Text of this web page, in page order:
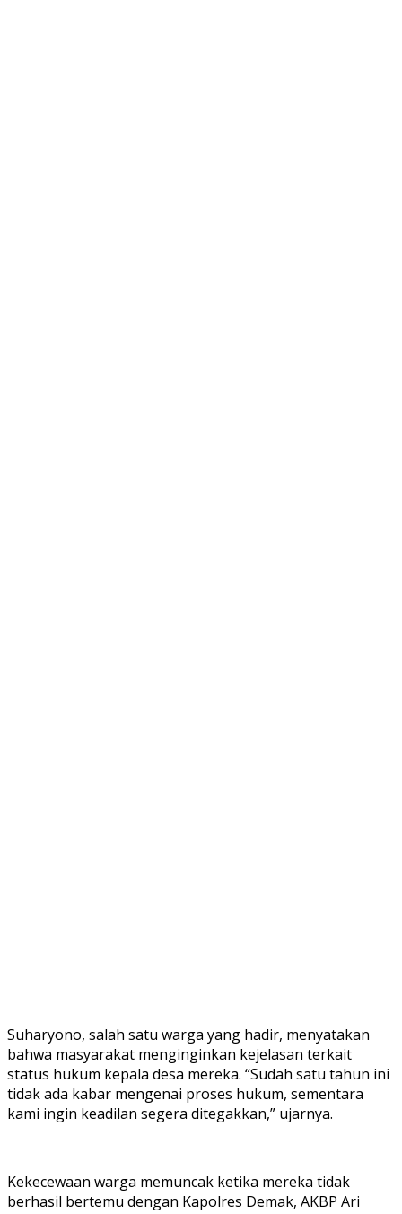
Suharyono, salah satu warga yang hadir, menyatakan
bahwa masyarakat menginginkan kejelasan terkait
status hukum kepala desa mereka. “Sudah satu tahun ini
tidak ada kabar mengenai proses hukum, sementara
kami ingin keadilan segera ditegakkan,” ujarnya.
Kekecewaan warga memuncak ketika mereka tidak
berhasil bertemu dengan Kapolres Demak, AKBP Ari